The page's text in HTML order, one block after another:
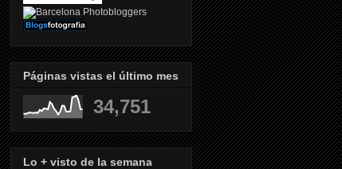
Páginas vistas el último mes
34,751
Lo + visto de la semana